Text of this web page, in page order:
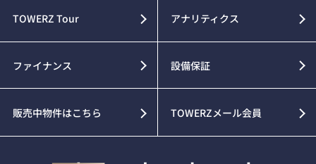
TOWERZ Tour アナリティクス
ファイナンス 設備保証
販売中物件はこちら TOWERZメール会員